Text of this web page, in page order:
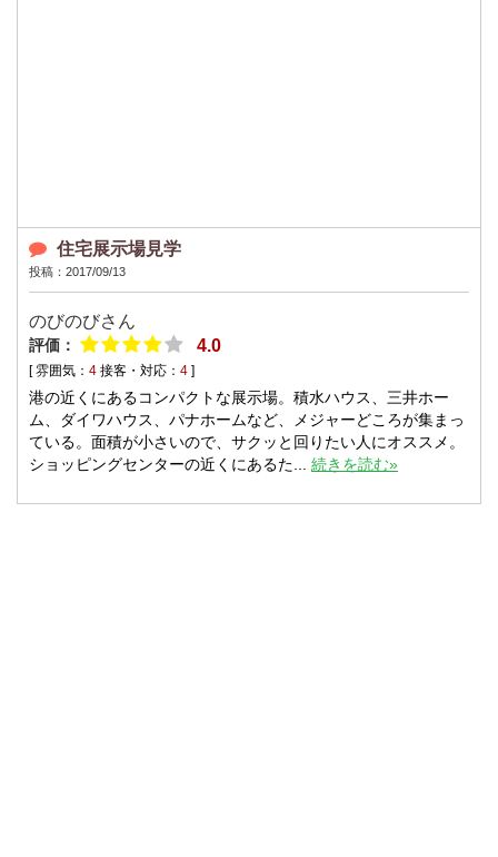
住宅展示場見学
投稿：2017/09/13
のびのびさん
評価： 4.0
[ 雰囲気： 4 接客・対応： 4 ]
港の近くにあるコンパクトな展示場。積水ハウス、三井ホー
ム、ダイワハウス、パナホームなど、メジャーどころが集まっ
ている。面積が小さいので、サクッと回りたい人にオススメ。
ショッピングセンターの近くにあるた... 続きを読む»